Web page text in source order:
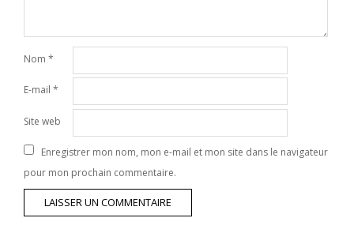
Nom *
E-mail *
Site web
Enregistrer mon nom, mon e-mail et mon site dans le navigateur
pour mon prochain commentaire.